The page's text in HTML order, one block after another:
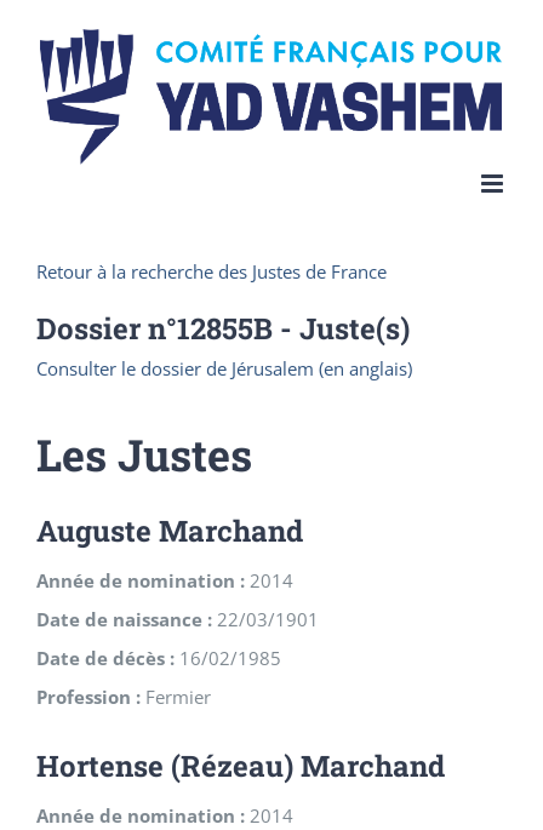
content
Retour à la recherche des Justes de France
Dossier n°12855B - Juste(s)
Consulter le dossier de Jérusalem (en anglais)
Les Justes
Auguste Marchand
Année de nomination : 2014
Date de naissance : 22/03/1901
Date de décès : 16/02/1985
Profession : Fermier
Hortense (Rézeau) Marchand
Année de nomination : 2014